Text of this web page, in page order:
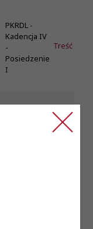
PKRDL -
Kadencja IV
-
Posiedzenie
I
Treść